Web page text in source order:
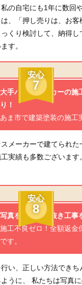
の自宅にも1年に数回
、「押し売りは、お客
くり検討して、納得し
す。
安心
7
大手ハウスメーカーの施
り！
あま市で建築塗装の施工
メーカーで建てられた
実績も多数ございます
安心
8
写真を残して手抜き工事
施工不良ゼロ！全額返金
です。
い、正しい方法できち
うに、 私たちは写真